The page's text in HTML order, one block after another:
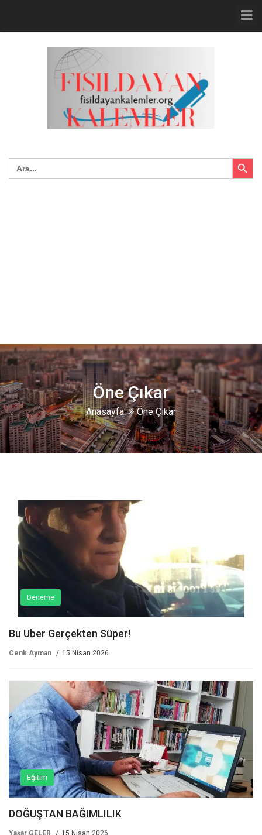
Search
for:
Search Button
Öne Çıkar
Anasayfa Öne Çıkar
Deneme
Bu Uber Gerçekten Süper!
Cenk Ayman 15 Nisan 2026
Eğitim
DOĞUŞTAN BAĞIMLILIK
Yaşar GELER 15 Nisan 2026